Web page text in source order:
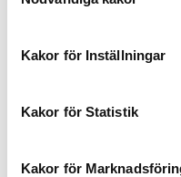
Kakor för Inställningar
Kakor för Statistik
Kakor för
Avtalstid mellan